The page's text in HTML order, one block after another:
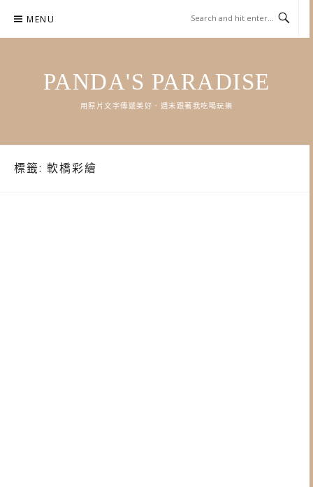
content
MENU
PANDA'S PARADISE
用照片文字傳遞美好．週末跟著我吃喝玩樂
標籤: 軟橋彩繪